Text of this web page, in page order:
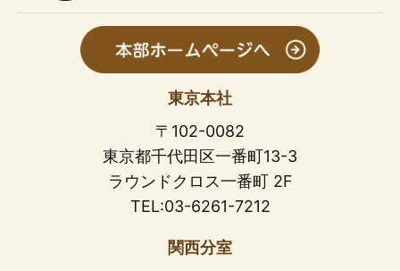
東京本社
〒102-0082
東京都千代田区一番町13-3
ラウンドクロス一番町 2F
TEL:03-6261-7212
関西分室